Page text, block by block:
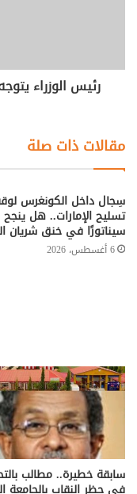
رئيس الوزراء
مقالات ذات صلة
سِجال داخل الكونغرس
سيناتورًا في خنق شريان
6 أغسطس، 2026
سابقة خطيرة.. مطالب
في حظر النقاب بالجامعة